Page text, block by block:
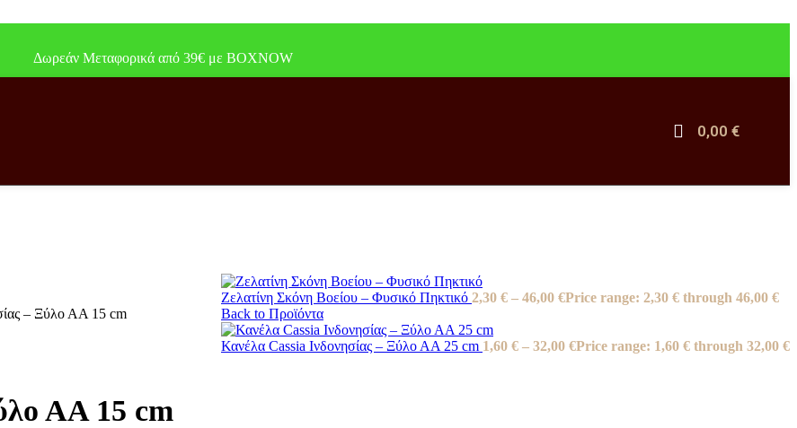
Δωρεάν Μεταφορικά από 39€ με BOXNOW
Δημητριακά Πρωινού
Γκρανόλα
Σάλτσες
Έλαια - Καλλυντικά
0,00 €
– Ξύλο ΑΑ 15 cm
Ζελατίνη Σκόνη Βοείου – Φυσικό Πηκτικό 2,30 € – 46,00 €Price range: 2,30 € through 46,00 €
Back to Προϊόντα
Κανέλα Cassia Ινδονησίας – Ξύλο ΑΑ 25 cm 1,60 € – 32,00 €Price range: 1,60 € through 32,00 €
ΑΑ 15 cm